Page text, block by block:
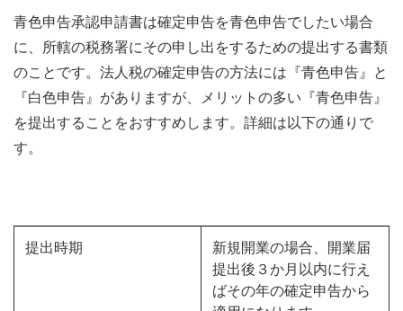
青色申告承認申請書は確定申告を青色申告でしたい場合
に、所轄の税務署にその申し出をするための提出する書類
のことです。法人税の確定申告の方法には『青色申告』と
『白色申告』がありますが、メリットの多い『青色申告』
を提出することをおすすめします。詳細は以下の通りで
す。
提出時期
新規開業の場合、開業届
提出後３か月以内に行え
ばその年の確定申告から